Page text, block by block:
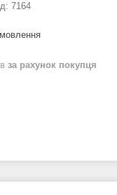
7164
за рахунок покупця